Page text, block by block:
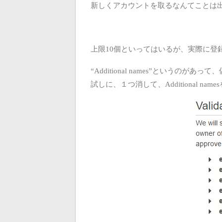
新しくアカウントを取るなんてことは
上限10個といってはいるが、実際に登
“Additional names”というのがあって
試しに、１つ消して、Additional